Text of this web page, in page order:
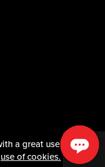
a great user
use of cookies.